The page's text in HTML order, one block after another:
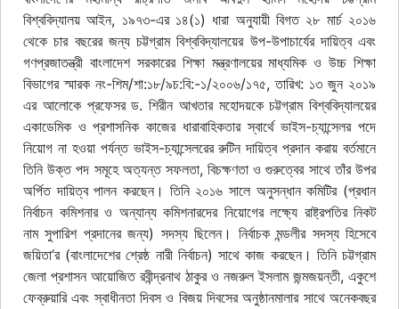
বিশ্ববিদ্যালয় আইন, ১৯৭৩-এর ১৪(১) ধারা অনুযায়ী বিগত ২৮ মার্চ ২০১৬
থেকে চার বছরের জন্য চট্টগ্রাম বিশ্ববিদ্যালয়ের উপ-উপাচার্যের দায়িত্ব এবং
গণপ্রজাতন্ত্রী বাংলাদেশ সরকারের শিক্ষা মন্ত্রণালয়ের মাধ্যমিক ও উচ্চ শিক্ষা
বিভাগের স্মারক নং-শিম/শা:১৮/৯চ:বি:-১/২০০৬/১৭৫, তারিখ: ১৩ জুন ২০১৯
এর আলোকে প্রফেসর ড. শিরীন আখতার মহোদয়কে চট্টগ্রাম বিশ্ববিদ্যালয়ের
একাডেমিক ও প্রশাসনিক কাজের ধারাবাহিকতার স্বার্থে ভাইস-চ্যান্সেলর পদে
নিয়োগ না হওয়া পর্যন্ত ভাইস-চ্যান্সেলরের রুটিন দায়িত্ব প্রদান করায় বর্তমানে
তিনি উক্ত পদ সমূহে অত্যন্ত সফলতা, বিচক্ষণতা ও গুরুত্বের সাথে তাঁর উপর
অর্পিত দায়িত্ব পালন করছেন। তিনি ২০১৬ সালে অনুসন্ধান কমিটির (প্রধান
নির্বাচন কমিশনার ও অন্যান্য কমিশনারদের নিয়োগের লক্ষ্যে রাষ্ট্রপতির নিকট
নাম সুপারিশ প্রদানের জন্য) সদস্য ছিলেন। নির্বাচক মন্ডলীর সদস্য হিসেবে
জয়িতা’র (বাংলাদেশের শ্রেষ্ঠ নারী নির্বাচন) সাথে কাজ করছেন। তিনি চট্টগ্রাম
জেলা প্রশাসন আয়োজিত রবীন্দ্রনাথ ঠাকুর ও নজরুল ইসলাম জন্মজয়ন্তী, একুশে
ফেব্রুয়ারি এবং স্বাধীনতা দিবস ও বিজয় দিবসের অনুষ্ঠানমালার সাথে অনেকবছর